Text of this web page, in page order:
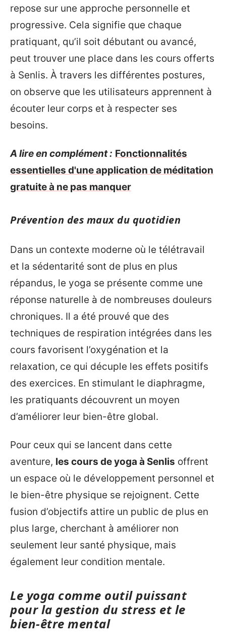
repose sur une approche personnelle et
progressive. Cela signifie que chaque
pratiquant, qu’il soit débutant ou avancé,
peut trouver une place dans les cours offerts
à Senlis. À travers les différentes postures,
on observe que les utilisateurs apprennent à
écouter leur corps et à respecter ses
besoins.
A lire en complément : Fonctionnalités
essentielles d'une application de méditation
gratuite à ne pas manquer
Prévention des maux du quotidien
Dans un contexte moderne où le télétravail
et la sédentarité sont de plus en plus
répandus, le yoga se présente comme une
réponse naturelle à de nombreuses douleurs
chroniques. Il a été prouvé que des
techniques de respiration intégrées dans les
cours favorisent l’oxygénation et la
relaxation, ce qui décuple les effets positifs
des exercices. En stimulant le diaphragme,
les pratiquants découvrent un moyen
d’améliorer leur bien-être global.
Pour ceux qui se lancent dans cette
aventure, les cours de yoga à Senlis offrent
un espace où le développement personnel et
le bien-être physique se rejoignent. Cette
fusion d’objectifs attire un public de plus en
plus large, cherchant à améliorer non
seulement leur santé physique, mais
également leur condition mentale.
Le yoga comme outil puissant
pour la gestion du stress et le
bien-être mental